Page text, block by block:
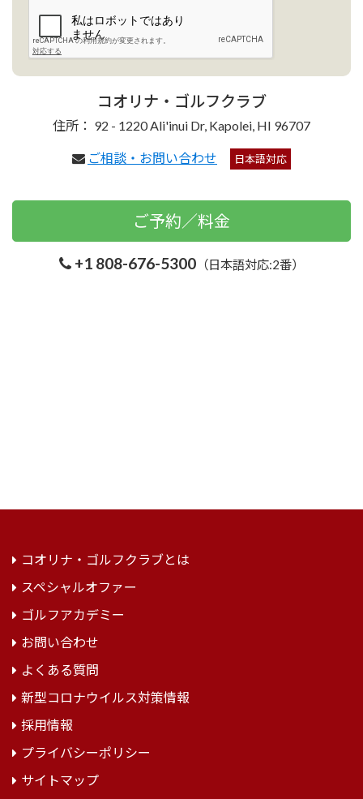
コオリナ・ゴルフクラブ
住所： 92 - 1220 Ali'inui Dr, Kapolei, HI 96707
ご相談・お問い合わせ 日本語対応
ご予約／料金
+1 808-676-5300 （日本語対応:2番）
コオリナ・ゴルフクラブとは
スペシャルオファー
ゴルフアカデミー
お問い合わせ
よくある質問
新型コロナウイルス対策情報
採用情報
プライバシーポリシー
サイトマップ